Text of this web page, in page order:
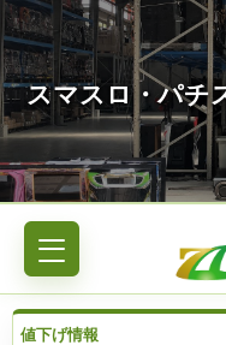
値下げ情報